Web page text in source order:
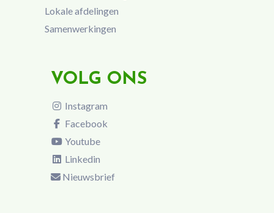
Lokale afdelingen
Samenwerkingen
VOLG ONS
Instagram
Facebook
Youtube
Linkedin
Nieuwsbrief